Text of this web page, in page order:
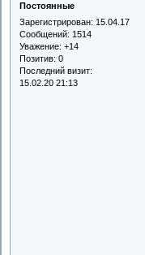
Постоянные
Зарегистрирован: 15.04.17
Сообщений: 1514
Уважение: +14
Позитив: 0
Последний визит:
15.02.20 21:13